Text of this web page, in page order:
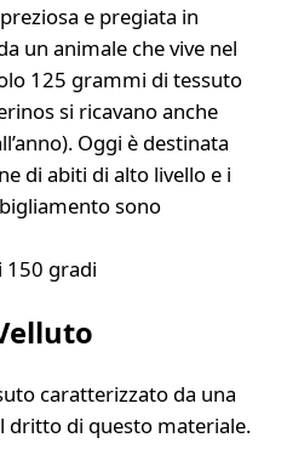
e pregiata in
un animale che vive nel
125 grammi di tessuto
si ricavano anche
Oggi è destinata
di abiti di alto livello e i
sono
150 gradi
caratterizzato da una
dritto di questo materiale.